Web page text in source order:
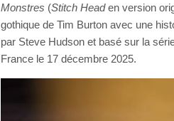
Monstres (Stitch Headen version
gothique de Tim Burton avec une
par Steve Hudson et basé sur la
France le 17 décembre 2025.